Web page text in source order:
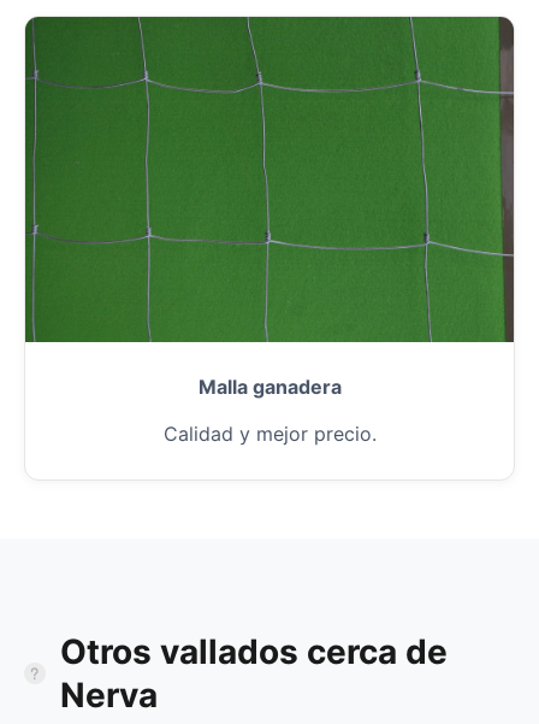
Malla ganadera
Calidad y mejor precio.
Otros vallados cerca de
Nerva